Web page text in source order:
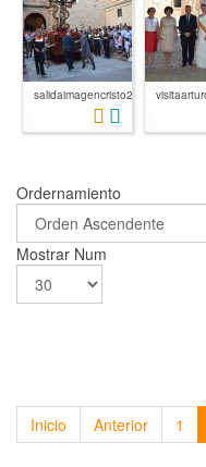
salidaimagencristo2
Ordernamiento
Mostrar Num
Inicio Anterior 1